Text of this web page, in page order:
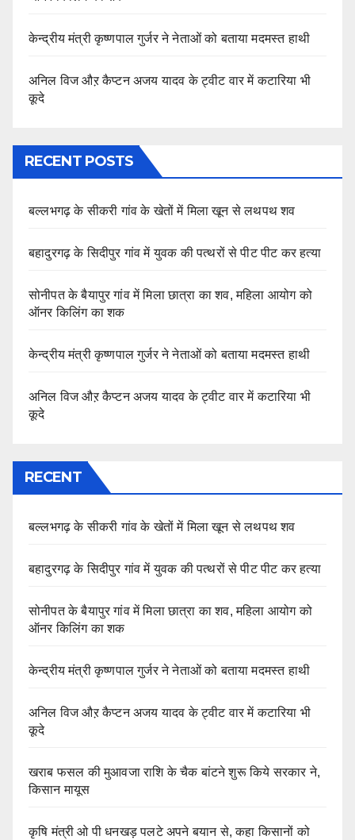
केन्द्रीय मंत्री कृष्णपाल गुर्जर ने नेताओं को बताया मदमस्त हाथी
अनिल विज औऱ कैप्टन अजय यादव के ट्वीट वार में कटारिया भी
कूदे
RECENT POSTS
बल्लभगढ़ के सीकरी गांव के खेतों में मिला खून से लथपथ शव
बहादुरगढ़ के सिदीपुर गांव में युवक की पत्थरों से पीट पीट कर हत्या
सोनीपत के बैयापुर गांव में मिला छात्रा का शव, महिला आयोग को
ऑनर किलिंग का शक
केन्द्रीय मंत्री कृष्णपाल गुर्जर ने नेताओं को बताया मदमस्त हाथी
अनिल विज औऱ कैप्टन अजय यादव के ट्वीट वार में कटारिया भी
कूदे
RECENT
बल्लभगढ़ के सीकरी गांव के खेतों में मिला खून से लथपथ शव
बहादुरगढ़ के सिदीपुर गांव में युवक की पत्थरों से पीट पीट कर हत्या
सोनीपत के बैयापुर गांव में मिला छात्रा का शव, महिला आयोग को
ऑनर किलिंग का शक
केन्द्रीय मंत्री कृष्णपाल गुर्जर ने नेताओं को बताया मदमस्त हाथी
अनिल विज औऱ कैप्टन अजय यादव के ट्वीट वार में कटारिया भी
कूदे
खराब फसल की मुआवजा राशि के चैक बांटने शुरू किये सरकार ने,
किसान मायूस
कृषि मंत्री ओ पी धनखड़ पलटे अपने बयान से, कहा किसानों को